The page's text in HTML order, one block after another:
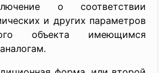
о соответствии
и других параметров
объекта имеющимся